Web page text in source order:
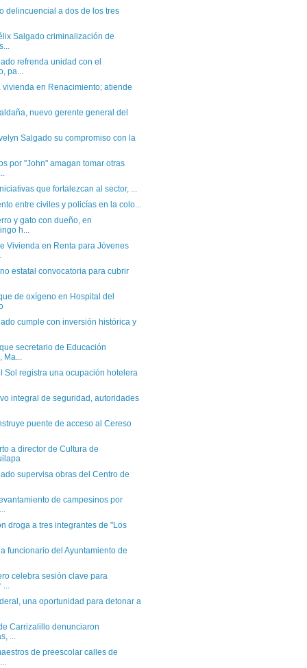
delincuencial a dos de los tres
Salgado criminalización de
refrenda unidad con el
pa...
vivienda en Renacimiento; atiende
nuevo gerente general del
Salgado su compromiso con la
por "John" amagan tomar otras
que fortalezcan al sector, ...
entre civiles y policías en la colo...
y gato con dueño, en
h...
Vivienda en Renta para Jóvenes
estatal convocatoria para cubrir
de oxígeno en Hospital del
cumple con inversión histórica y
secretario de Educación
Ma...
Sol registra una ocupación hotelera
integral de seguridad, autoridades
puente de acceso al Cereso
a director de Cultura de
supervisa obras del Centro de
de campesinos por
droga a tres integrantes de "Los
funcionario del Ayuntamiento de
celebra sesión clave para
...
una oportunidad para detonar a
Carrizalillo denunciaron
...
de preescolar calles de